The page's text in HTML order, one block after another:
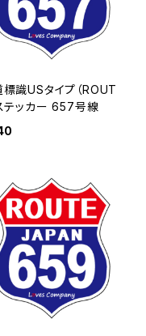
標識USタイプ（ROUT
テッカー 657号線